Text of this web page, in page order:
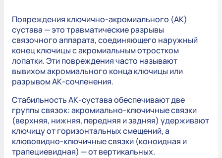
Повреждения ключично-акромиального (АК)
сустава — это травматические разрывы
связочного аппарата, соединяющего наружный
конец ключицы с акромиальным отростком
лопатки. Эти повреждения часто называют
вывихом акромиального конца ключицы или
разрывом АК-сочленения.
Стабильность АК-сустава обеспечивают две
группы связок: акромиально-ключичные связки
(верхняя, нижняя, передняя и задняя) удерживают
ключицу от горизонтальных смещений, а
клювовидно-ключичные связки (коноидная и
трапециевидная) — от вертикальных.